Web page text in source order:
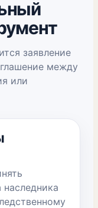
заявление
между
или
наследника